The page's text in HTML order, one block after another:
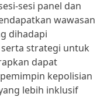
sesi panel dan
wawasan
dihadapi
strategi untuk
dapat
kepolisian
lebih inklusif